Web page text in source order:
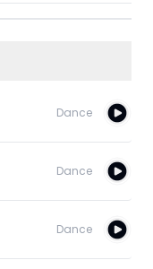
Dance
Dance
Dance